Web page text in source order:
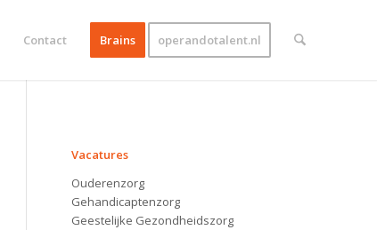
Contact Brains operandotalent.nl
Vacatures
Ouderenzorg
Gehandicaptenzorg
Geestelijke Gezondheidszorg